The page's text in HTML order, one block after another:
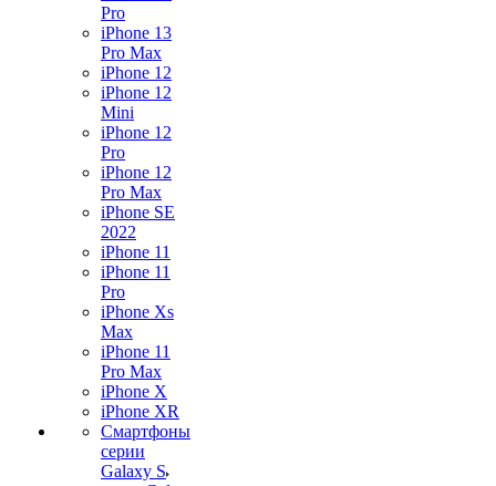
Pro
iPhone 13
Pro Max
iPhone 12
iPhone 12
Mini
iPhone 12
Pro
iPhone 12
Pro Max
iPhone SE
2022
iPhone 11
iPhone 11
Pro
iPhone Xs
Max
iPhone 11
Pro Max
iPhone X
iPhone XR
Смартфоны
серии
Galaxy S